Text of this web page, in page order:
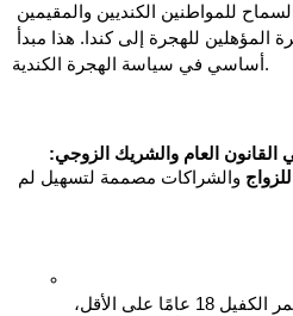
  السماح للمواطنين الكنديين والمقيمين
الدائمين بكفالة أفراد الأسرة المؤهلين للهجرة إلى كندا. هذا مبدأ
العام والشريك الزوجي:
والشراكات مصممة لتسهيل لم
  يجب أن يكون عمر الكفيل 18 عامًا على الأقل،